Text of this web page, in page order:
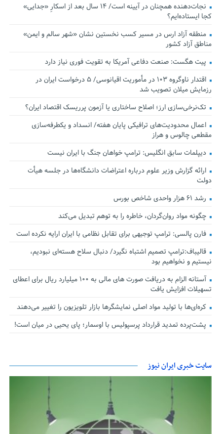
نجات‌دهنده‌ همچنان در آیینه است/ ۱۴ سال بعد از اسکارِ «جدایی»
کجا ایستاده‌ایم؟
منطقه آزاد ارس در مسیر کسب نخستین نشان «شهر سالم و ایمن»
مناطق آزاد کشور
پیت هگست: صنعت دفاعی آمریکا به تقویت فوری نیاز دارد
اقتدار ناوگروه ۱۰۳ در مأموریت‌ اقیانوسی/ ۵ درخواست ایران در
رزمایش میلان تصویب شد
تک‌نرخی‌سازی ارز؛ اصلاح ساختاری یا آزمون پرریسک اقتصاد ایران؟
اعمال محدودیت‌های ترافیکی پایان هفته/ انسداد و یکطرفه‌سازی
مقطعی چالوس و هراز
دیپلمات سابق انگلیس:‌ ترامپ خواهان جنگ با ایران نیست
ارائه گزارش وزیر علوم درباره اعتراضات دانشگاه‌ها در جلسه هیأت
دولت
رشد ۶۱ هزار واحدی شاخص بورس
چگونه مواد روان‌گردان، خاطره را به توهم تبدیل می‌کند
فارن پالسی: ترامپ توجیهی برای تقابل نظامی با ایران ارایه نکرده است
قالیباف:ترامپ تصمیم اشتباه نگیرد/ دنبال سلاح هسته‌ای نبودیم،
نیستیم و نخواهیم بود
آستانه الزام به دریافت صورت های مالی به ۱۰۰ میلیارد ریال برای اعطای
تسهیلات افزایش یافت
کره‌ای‌ها با تولید مواد اصلی نمایشگرها بازار تلویزیون را تغییر می‌دهند
پشت‌پرده تمدید قرارداد پرسپولیس با اوسمار؛ پای یحیی در میان است!
سایت خبری ایران نیوز